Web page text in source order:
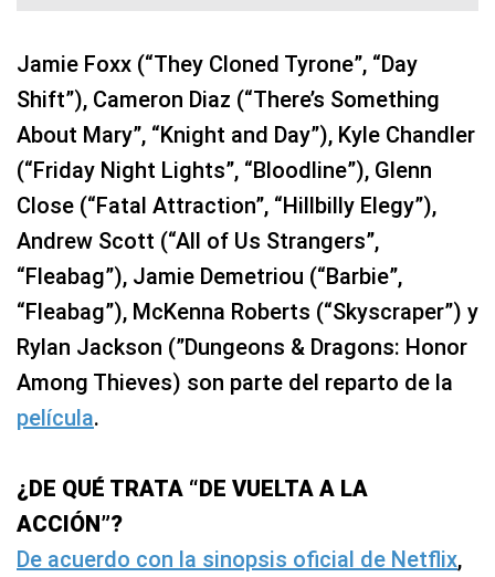
Jamie Foxx (“They Cloned Tyrone”, “Day
Shift”), Cameron Diaz (“There’s Something
About Mary”, “Knight and Day”), Kyle Chandler
(“Friday Night Lights”, “Bloodline”), Glenn
Close (“Fatal Attraction”, “Hillbilly Elegy”),
Andrew Scott (“All of Us Strangers”,
“Fleabag”), Jamie Demetriou (“Barbie”,
“Fleabag”), McKenna Roberts (“Skyscraper”) y
Rylan Jackson (”Dungeons & Dragons: Honor
Among Thieves) son parte del reparto de la
película.
¿DE QUÉ TRATA “DE VUELTA A LA
ACCIÓN”?
De acuerdo con la sinopsis oficial de Netflix,